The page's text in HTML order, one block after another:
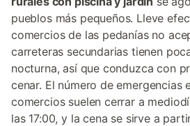
pueblos más pequeños. Lleve
comercios de las pedanías no
carreteras secundarias tienen
nocturna, así que conduzca con
cenar. El número de emergencias
comercios suelen cerrar a
las 17:00, y la cena se sirve a